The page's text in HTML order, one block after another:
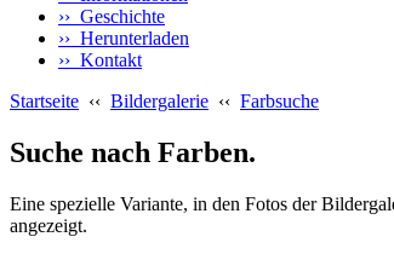
›› Geschichte
›› Herunterladen
›› Kontakt
Startseite ‹‹ Bildergalerie ‹‹ Farbsuche
Suche nach Farben.
Eine spezielle Variante, in den Fotos der
angezeigt.